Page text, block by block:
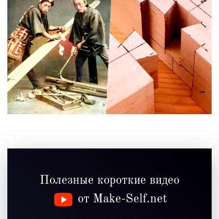
Полезные короткие видео
от Make-Self.net